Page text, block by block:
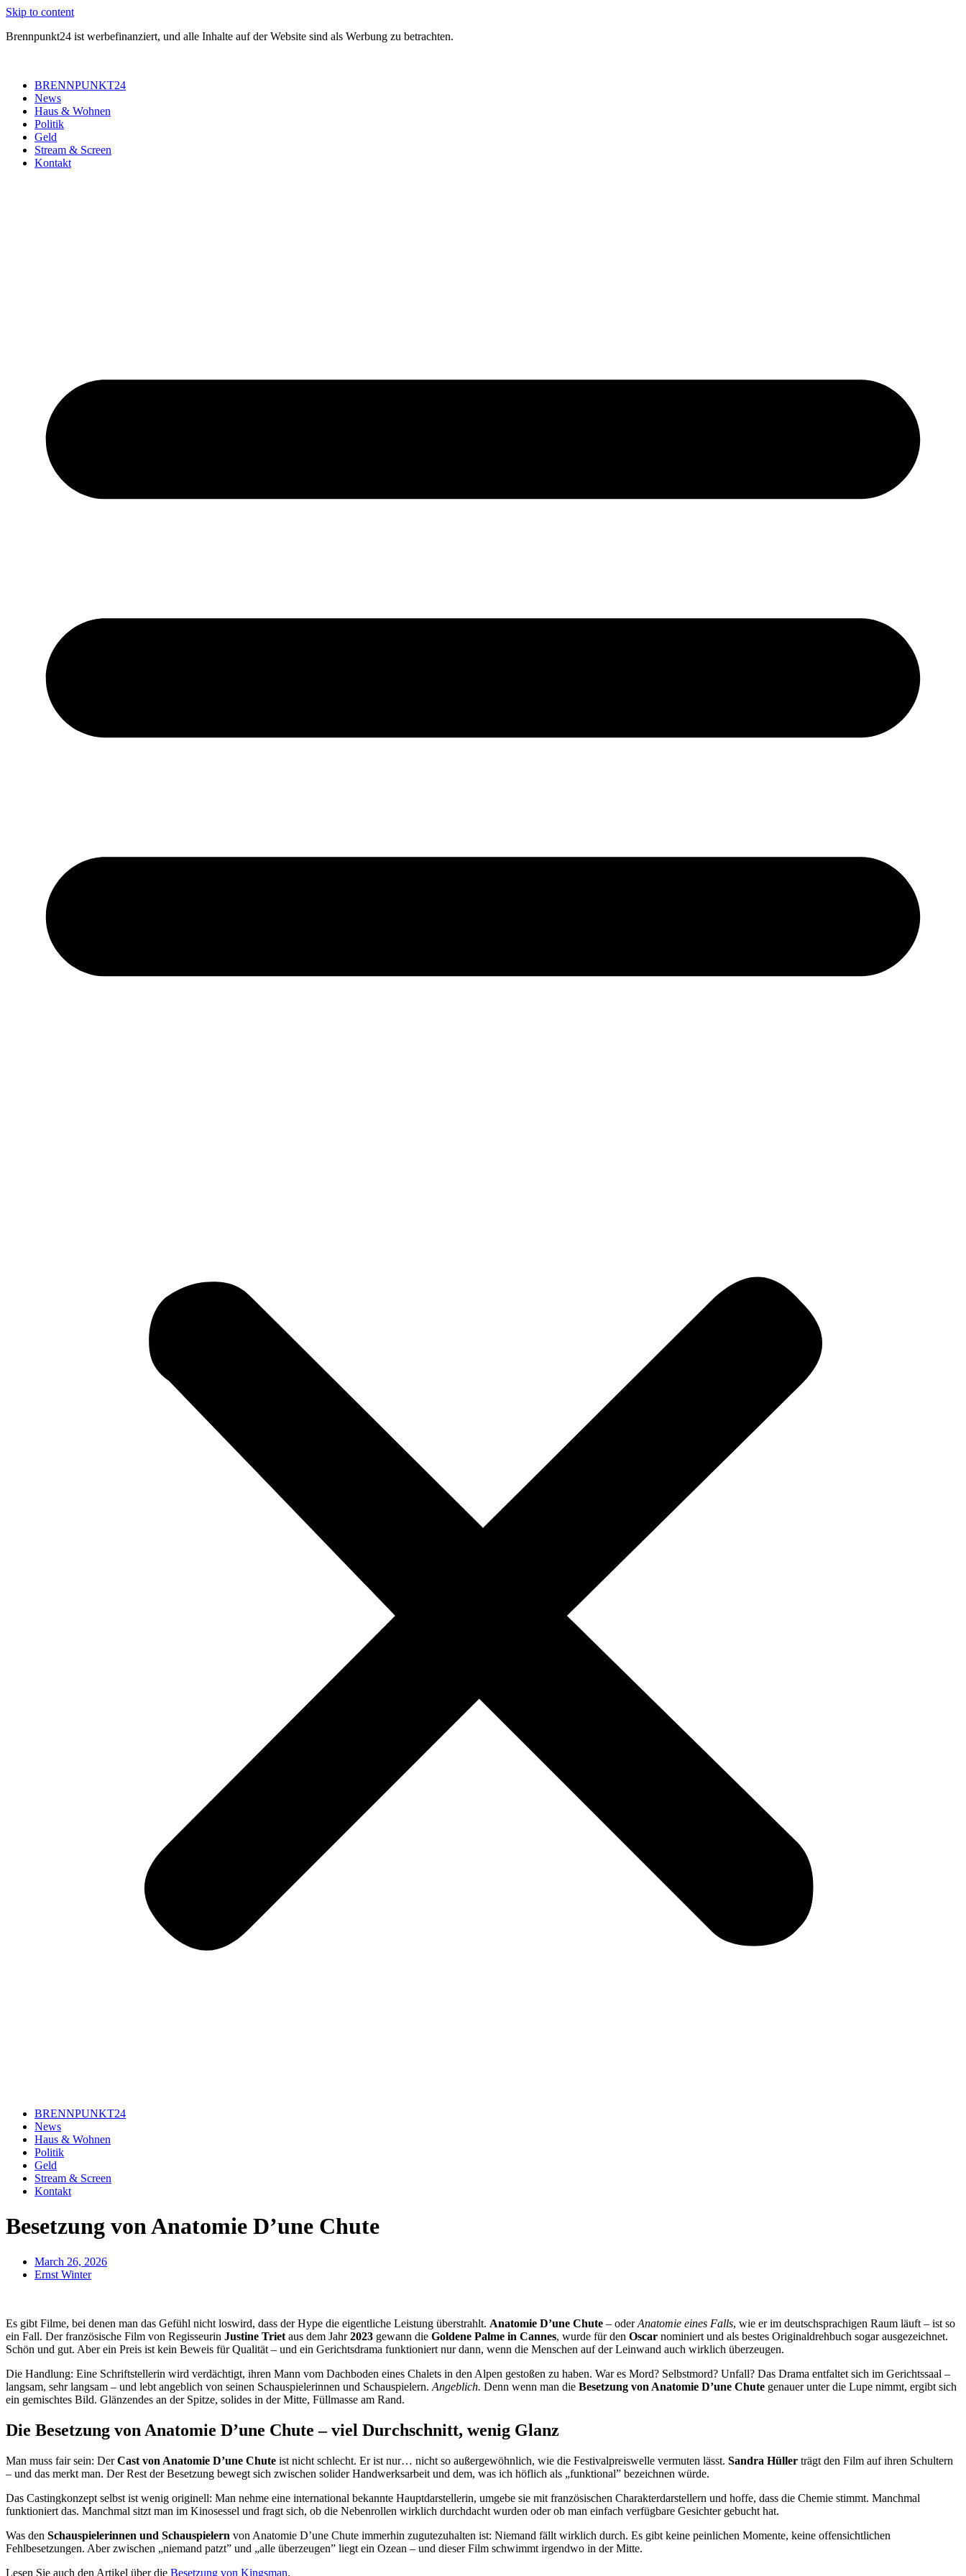
Skip to content
Brennpunkt24 ist werbefinanziert, und alle Inhalte auf der Website sind als Werbung zu betrachten.
BRENNPUNKT24
News
Haus & Wohnen
Politik
Geld
Stream & Screen
Kontakt
BRENNPUNKT24
News
Haus & Wohnen
Politik
Geld
Stream & Screen
Kontakt
Besetzung von Anatomie D’une Chute
March 26, 2026
Ernst Winter
Es gibt Filme, bei denen man das Gefühl nicht loswird, dass der Hype die eigentliche Leistung überstrahlt. Anatomie D’une Chute – oderAnatomie eines Falls, wie er im deutschsprachigen Raum läuft – ist so
ein Fall. Der französische Film von Regisseurin Justine Triet aus dem Jahr2023 gewann die Goldene Palme in Cannes, wurde für den Oscar nominiert und als bestes Originaldrehbuch sogar ausgezeichnet.
Schön und gut. Aber ein Preis ist kein Beweis für Qualität – und ein Gerichtsdrama funktioniert nur dann, wenn die Menschen auf der Leinwand auch wirklich überzeugen.
Die Handlung: Eine Schriftstellerin wird verdächtigt, ihren Mann vom Dachboden eines Chalets in den Alpen gestoßen zu haben. War es Mord? Selbstmord? Unfall? Das Drama entfaltet sich im Gerichtssaal –
langsam, sehr langsam – und lebt angeblich von seinen Schauspielerinnen und Schauspielern. Angeblich. Denn wenn man die Besetzung von Anatomie D’une Chute genauer unter die Lupe nimmt, ergibt sich
ein gemischtes Bild. Glänzendes an der Spitze, solides in der Mitte, Füllmasse am Rand.
Die Besetzung von Anatomie D’une Chute – viel Durchschnitt, wenig Glanz
Man muss fair sein: DerCast von Anatomie D’une Chute ist nicht schlecht. Er ist nur… nicht so außergewöhnlich, wie die Festivalpreiswelle vermuten lässt. Sandra Hüller trägt den Film auf ihren Schultern
– und das merkt man. Der Rest der Besetzung bewegt sich zwischen solider Handwerksarbeit und dem, was ich höflich als „funktional” bezeichnen würde.
Das Castingkonzept selbst ist wenig originell: Man nehme eine international bekannte Hauptdarstellerin, umgebe sie mit französischen Charakterdarstellern und hoffe, dass die Chemie stimmt. Manchmal
funktioniert das. Manchmal sitzt man im Kinosessel und fragt sich, ob die Nebenrollen wirklich durchdacht wurden oder ob man einfach verfügbare Gesichter gebucht hat.
Was den Schauspielerinnen und Schauspielern von Anatomie D’une Chute immerhin zugutezuhalten ist: Niemand fällt wirklich durch. Es gibt keine peinlichen Momente, keine offensichtlichen
Fehlbesetzungen. Aber zwischen „niemand patzt” und „alle überzeugen” liegt ein Ozean – und dieser Film schwimmt irgendwo in der Mitte.
Lesen Sie auch den Artikel über die Besetzung von Kingsman.